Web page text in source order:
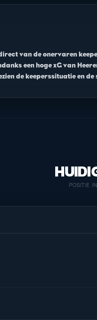
van de onervaren
een hoge xG van
de keeperssituatie en
POSITIE